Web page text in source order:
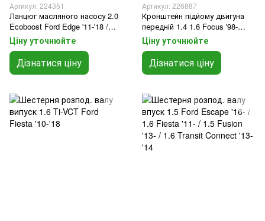
Артикул: 224351
Ланцюг масляного насосу 2.0
Ecoboost Ford Edge '11-'18 /
Fusion/Escape/Focus '12-
Ціну уточнюйте
Дізнатися ціну
Артикул: 226887
Кронштейн підйому двигуна
передній 1.4 1.6 Focus '98-
'19/C-Max '03-'19/Fiesta '95-
19/Mondeo '07-'14/1.5 Ecosport
'13-'19
Ціну уточнюйте
Дізнатися ціну